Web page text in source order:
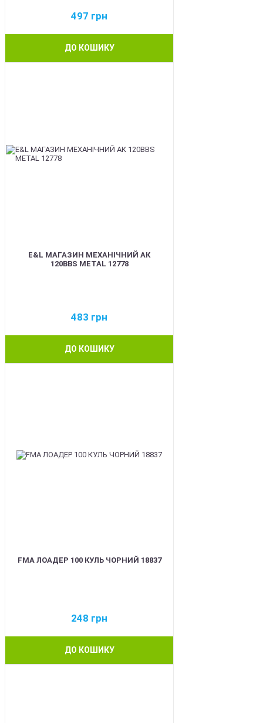
497 грн
ДО КОШИКУ
E&L МАГАЗИН МЕХАНІЧНИЙ АК
120BBS METAL 12778
483 грн
ДО КОШИКУ
FMA ЛОАДЕР 100 КУЛЬ ЧОРНИЙ 18837
248 грн
ДО КОШИКУ